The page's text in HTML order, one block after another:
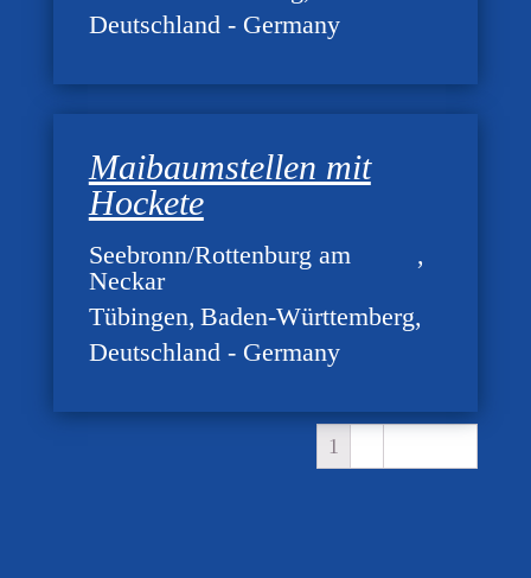
Deutschland - Germany
Maibaumstellen mit
Hockete
Seebronn/Rottenburg am
Neckar
Tübingen Baden-Württemberg
Deutschland - Germany
1